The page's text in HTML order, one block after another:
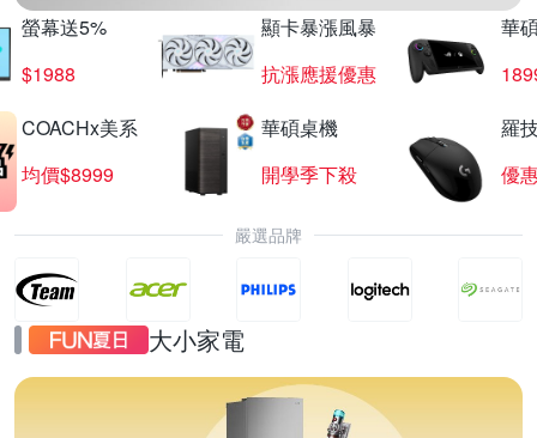
螢幕送5%
$1988
顯卡暴漲風暴
抗漲應援優惠
華
COACHx美系
均價$8999
華碩桌機
開學季下殺
羅
優
嚴選品牌
大小家電